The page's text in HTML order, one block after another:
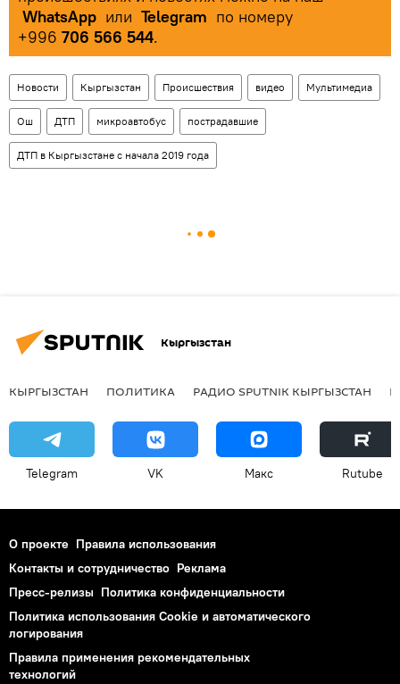
WhatsApp или Telegram по номеру
+996 706 566 544.
Новости Кыргызстан Происшествия видео Мультимедиа
Ош ДТП микроавтобус пострадавшие
ДТП в Кыргызстане с начала 2019 года
Кыргызстан
КЫРГЫЗСТАН ПОЛИТИКА РАДИО SPUTNIK КЫРГЫЗСТАН
Telegram VK Макс Rutube
О проекте Правила использования
Контакты и сотрудничество Реклама
Пресс-релизы Политика конфиденциальности
Политика использования Cookie и автоматического
логирования
Правила применения рекомендательных
технологий